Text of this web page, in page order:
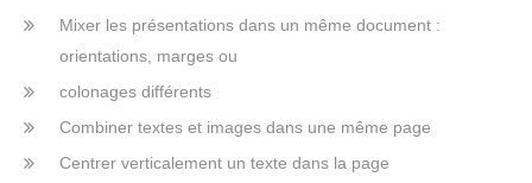
Mixer les présentations dans un même document :
orientations, marges ou
colonages différents
Combiner textes et images dans une même page
Centrer verticalement un texte dans la page